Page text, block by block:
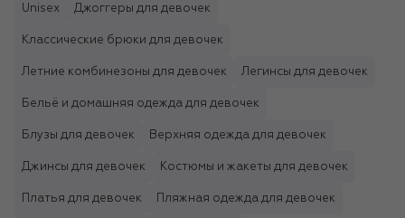
Unisex Джоггеры для девочек
Классические брюки для девочек
Летние комбинезоны для девочек Легинсы для девочек
Бельё и домашняя одежда для девочек
Блузы для девочек Верхняя одежда для девочек
Джинсы для девочек Костюмы и жакеты для девочек
Платья для девочек Пляжная одежда для девочек